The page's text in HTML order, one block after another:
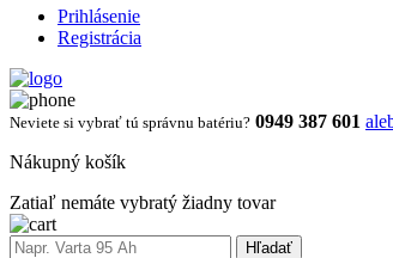
Prihlásenie
Registrácia
Neviete si vybrať tú správnu batériu? 0949 387 601
Nákupný košík
Zatiaľ nemáte vybratý žiadny tovar
Hľadať